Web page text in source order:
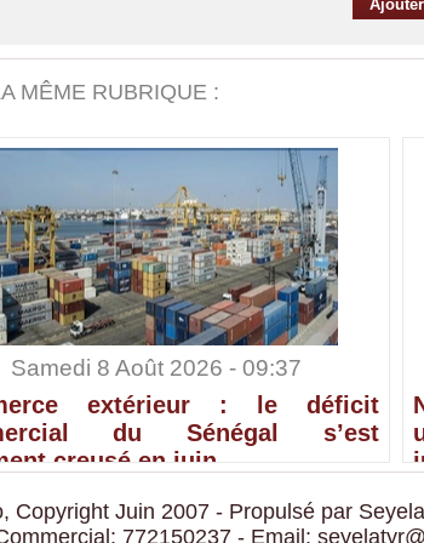
MÊME RUBRIQUE :
Samedi 8 Août 2026 - 09:37
extérieur : le déficit
du Sénégal s’est
creusé en juin
Copyright Juin 2007 - Propulsé par
772150237 - Email: